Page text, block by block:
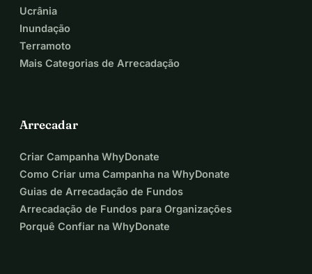
Ucrânia
Inundação
Terramoto
Mais Categorias de Arrecadação
Arrecadar
Criar Campanha WhyDonate
Como Criar uma Campanha na WhyDonate
Guias de Arrecadação de Fundos
Arrecadação de Fundos para Organizações
Porquê Confiar na WhyDonate